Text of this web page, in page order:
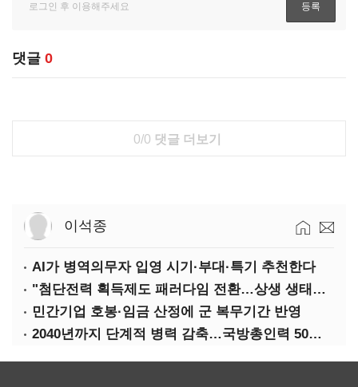
댓글 0
0/0 댓글 더보기
이석종
AI가 병역의무자 입영 시기·부대·특기 추천한다
"첨단전력 획득제도 패러다임 전환…상생 생태계 조성해 대체불가 K-방산 도약"
민간기업 호봉·임금 산정에 군 복무기간 반영
2040년까지 단계적 병력 감축…국방총인력 50만 목표 2차 국방개혁 착수